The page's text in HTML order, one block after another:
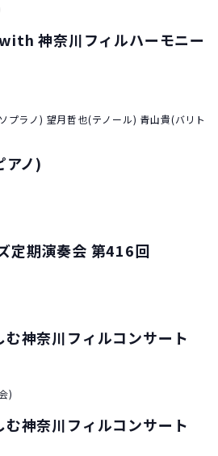
神奈川フィルハーモニー
プラノ) 望月哲也(テノール) 青山貴(バリト
アノ)
定期演奏会 第416回
神奈川フィルコンサート
)
神奈川フィルコンサート